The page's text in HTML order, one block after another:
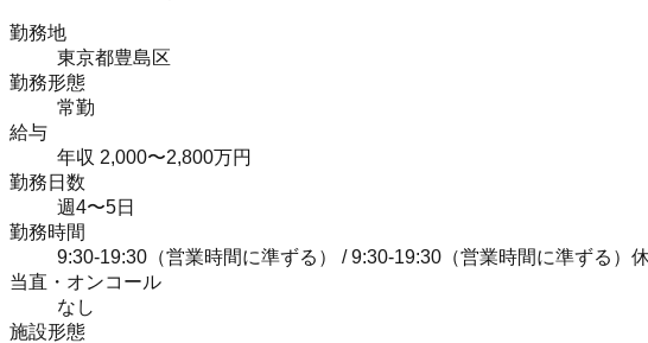
勤務地
東京都豊島区
勤務形態
常勤
給与
年収 2,000〜2,800万円
勤務日数
週4〜5日
勤務時間
9:30-19:30（営業時間に準ずる） / 9:30-19:30（営業時間に準ずる）
当直・オンコール
なし
施設形態